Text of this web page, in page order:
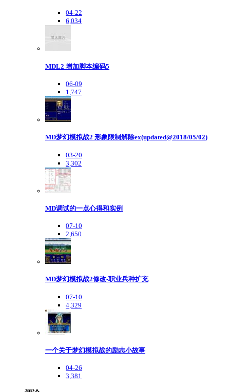
04-22
6,034
MDL2 增加脚本编码5
06-09
1,747
MD梦幻模拟战2 形象限制解除ex(updated@2018/05/02)
03-20
3,302
MD调试的一点心得和实例
07-10
2,650
MD梦幻模拟战2修改-职业兵种扩充
07-10
4,329
一个关于梦幻模拟战的励志小故事
04-26
3,381